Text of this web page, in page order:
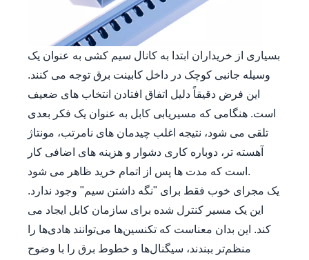
بسیاری از خریداران ابتدا به کانال سیم کشی به عنوان یک
وسیله جانبی کوچک در داخل کابینت برق توجه می کنند.
این فرض دقیقاً دلیل اتفاق افتادن انتخاب های ضعیف
است. هنگامی که مسیریابی کابل به عنوان یک فکر بعدی
تلقی می شود، نتیجه اغلب چیدمان های نامرتب، مونتاژ
آهسته تر، دوباره کاری دشوار و هزینه های اضافی کار
است که مدت ها پس از اتمام خرید ظاهر می شود.
یک مجرای خوب فقط برای "نگه داشتن سیم" وجود ندارد.
این یک مسیر کنترل شده برای سازمان کابل ایجاد می
کند. این بدان معناست که تکنسین‌ها می‌توانند هادی‌ها را
منظم‌تر ببندند، سیگنال‌ها و خطوط برق را با وضوح